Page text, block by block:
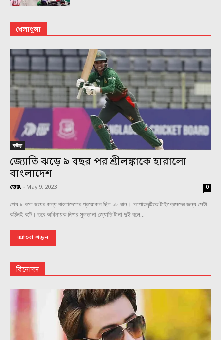
খেলাধুলা
ক্রীড়া
জ্যোতি ঝড়ে ৯ বছর পর শ্রীলঙ্কাকে হারালো
বাংলাদেশ
ডেস্ক - May 9, 2023 0
শেষ ৮ বলে জয়ের জন্য বাংলাদেশের প্রয়োজন ছিল ১৮ রান। আপাতদৃষ্টিতে টাইগ্রেসদের জন্য সেটা
কঠিনই বটে। তবে অধিনায়ক নিগার সুলতানা জ্যোতি টানা দুই বলে...
আরো পড়ুন
বিনোদন